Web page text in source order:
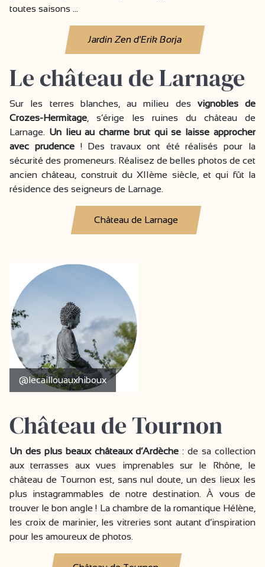
toutes saisons …
Jardin Zen d'Erik Borja
Le château de Larnage
Sur les terres blanches, au milieu des vignobles de
Crozes-Hermitage , s’érige les ruines du château de
Larnage. Un lieu au charme brut qui se laisse approcher
avec prudence ! Des travaux ont été réalisés pour la
sécurité des promeneurs. Réalisez de belles photos de cet
ancien château, construit du XIIème siècle, et qui fût la
résidence des seigneurs de Larnage.
Château de Larnage
@lecaillouauxhiboux
Château de Tournon
Un des plus beaux châteaux d’Ardèche : de sa collection
aux terrasses aux vues imprenables sur le Rhône, le
château de Tournon est, sans nul doute, un des lieux les
plus instagrammables de notre destination. À vous de
trouver le bon angle ! La chambre de la romantique Hélène,
les croix de marinier, les vitreries sont autant d’inspiration
pour les amoureux de photos.